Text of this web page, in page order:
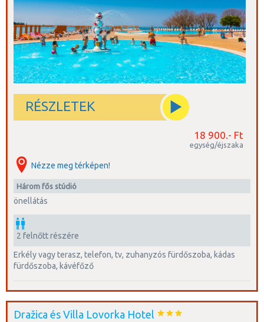
RÉSZLETEK
18 900.- Ft
egység/éjszaka
Nézze meg térképen!
három fős stúdió
önellátás
2 felnőtt részére
erkély vagy terasz, telefon, tv, zuhanyzós fürdőszoba, kádas
fürdőszoba, kávéfőző
Dražica és Villa Lovorka Hotel